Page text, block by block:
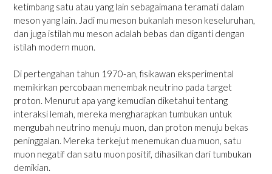
ketimbang satu atau yang lain sebagaimana teramati dalam
meson yang lain. Jadi mu meson bukanlah meson keseluruhan,
dan juga istilah mu meson adalah bebas dan diganti dengan
istilah modern muon.
Di pertengahan tahun 1970-an, fisikawan eksperimental
memikirkan percobaan menembak neutrino pada target
proton. Menurut apa yang kemudian diketahui tentang
interaksi lemah, mereka mengharapkan tumbukan untuk
mengubah neutrino menuju muon, dan proton menuju bekas
peninggalan. Mereka terkejut menemukan dua muon, satu
muon negatif dan satu muon positif, dihasilkan dari tumbukan
demikian.